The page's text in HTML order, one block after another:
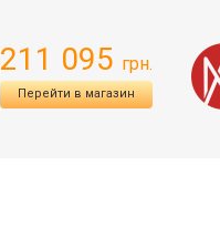
211 095 грн.
Перейти в магазин